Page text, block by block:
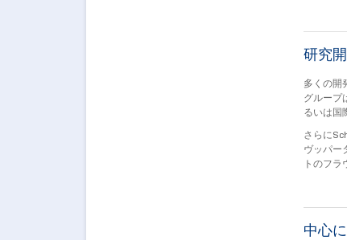
研究
多くの開
グループ
るいは国
さらに
ヴッパー
トのフ
中心